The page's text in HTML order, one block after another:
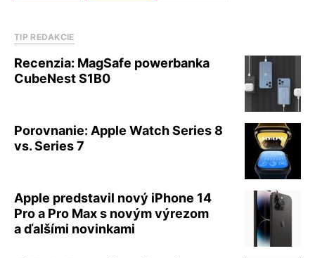
TIP REDAKCIE
Recenzia: MagSafe powerbanka
CubeNest S1B0
Porovnanie: Apple Watch Series 8
vs. Series 7
Apple predstavil nový iPhone 14
Pro a Pro Max s novým výrezom
a ďalšími novinkami